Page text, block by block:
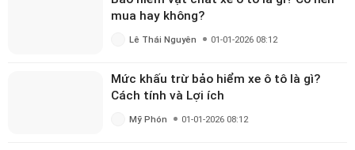
những nội dung hữu ích được chia sẻ mỗi ngày nhé!
mua hay không?
Lê Thái Nguyên 01-01-2026 08:12
Mức khấu trừ bảo hiểm xe ô tô là gì?
Cách tính và Lợi ích
Mỹ Phón 01-01-2026 08:12